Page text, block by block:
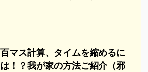
百マス計算、タイムを縮めるに
は！？我が家の方法ご紹介（邪